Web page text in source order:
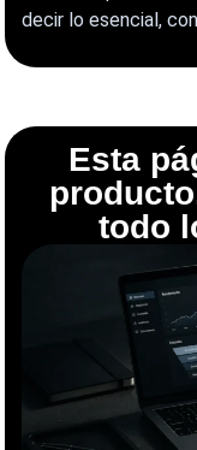
decir lo esencial,
Esta
todo